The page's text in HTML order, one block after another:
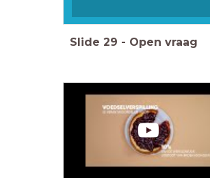
Slide 29 - Open vraag